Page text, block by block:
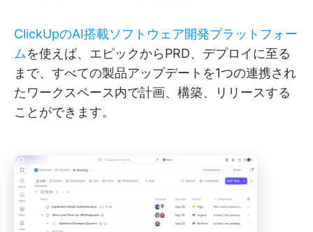
ClickUpのAI搭載ソフトウェア開発プラットフォー
ムを使えば、エピックからPRD、デプロイに至る
まで、すべての製品アップデートを1つの連携され
たワークスペース内で計画、構築、リリースする
ことができます。